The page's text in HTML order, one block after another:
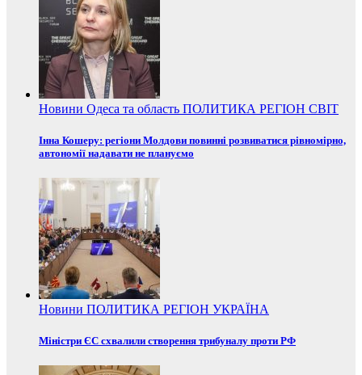
Новини Одеса та область ПОЛИТИКА РЕГІОН СВІТ
Інна Кошеру: регіони Молдови повинні розвиватися рівномірно,
автономії надавати не плануємо
Новини ПОЛИТИКА РЕГІОН УКРАЇНА
Міністри ЄС схвалили створення трибуналу проти РФ